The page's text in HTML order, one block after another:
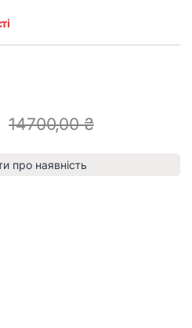
14700,00₴
про наявність